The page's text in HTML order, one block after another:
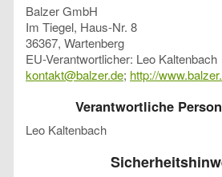
Balzer GmbH
Im Tiegel, Haus-Nr. 8
36367, Wartenberg
EU-Verantwortlicher: Leo Kaltenbach
kontakt@balzer.de; http://
Verantwortliche
Leo Kaltenbach